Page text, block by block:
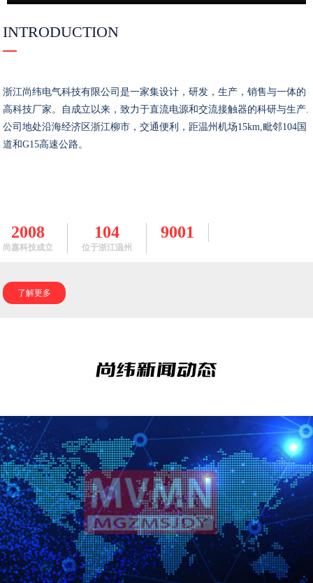
INTRODUCTION
浙江尚纬电气科技有限公司是一家集设计，研发，生产，销售与一体的
高科技厂家。自成立以来，致力于直流电源和交流接触器的科研与生产.
公司地处沿海经济区浙江柳市，交通便利，距温州机场15km,毗邻104国
道和G15高速公路。
2008
尚嘉科技成立
104
位于浙江温州
9001
了解更多